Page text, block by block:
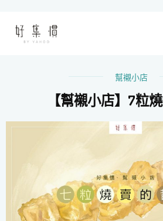
幫襯小店
【幫襯小店】7粒